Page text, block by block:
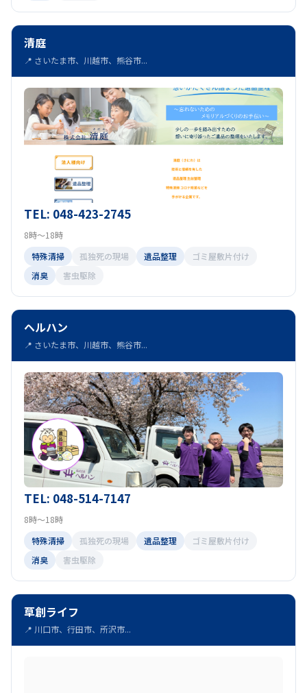
清庭
📍 さいたま市、川越市、熊谷市...
TEL: 048-423-2745
8時～18時
特殊清掃
孤独死の現場 遺品整理
ゴミ屋敷片付け
消臭
害虫駆除
ヘルハン
📍 さいたま市、川越市、熊谷市...
TEL: 048-514-7147
8時～18時
特殊清掃
孤独死の現場 遺品整理
ゴミ屋敷片付け
消臭
害虫駆除
草創ライフ
📍 川口市、行田市、所沢市...